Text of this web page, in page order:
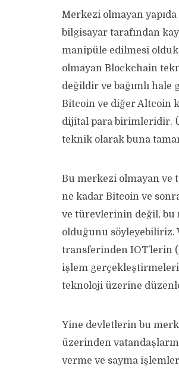
Merkezi olmayan
bilgisayar tarafından
manipüle edilmesi
olmayan Blockchain
değildir ve bağımlı
Bitcoin ve diğer Altcoin
dijital para birimleridir.
teknik olarak buna
Bu merkezi olmayan ve
ne kadar Bitcoin ve
ve türevlerinin değil, bu
olduğunu söyleyebiliriz.
transferinden
işlem
teknoloji üzerine
Yine devletlerin bu
üzerinden
verme ve sayma